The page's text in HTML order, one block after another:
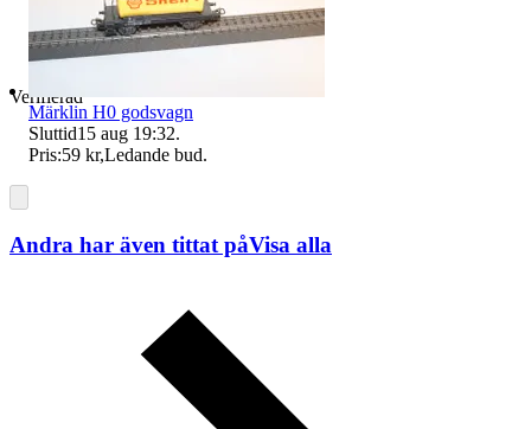
Verifierad
Märklin H0 godsvagn
Sluttid15 aug 19:32.
Pris:59 kr,Ledande bud.
Andra har även tittat påVisa alla